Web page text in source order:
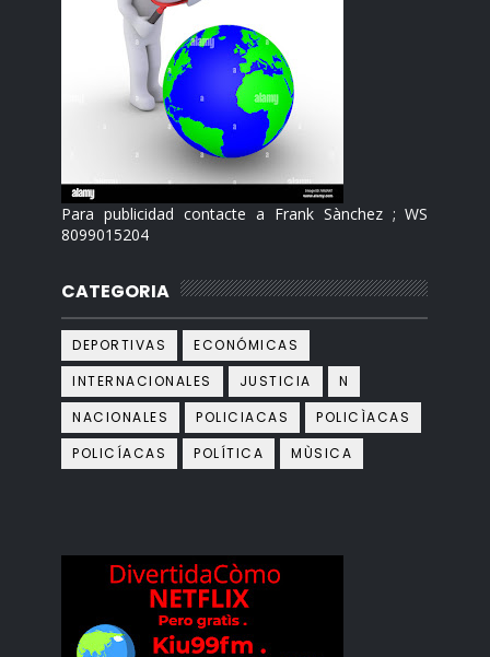
Para publicidad contacte a Frank Sànchez ; WS
8099015204
CATEGORIA
DEPORTIVAS
ECONÓMICAS
INTERNACIONALES
JUSTICIA
N
NACIONALES
POLICIACAS
POLICÌACAS
POLICÍACAS
POLÍTICA MÙSICA